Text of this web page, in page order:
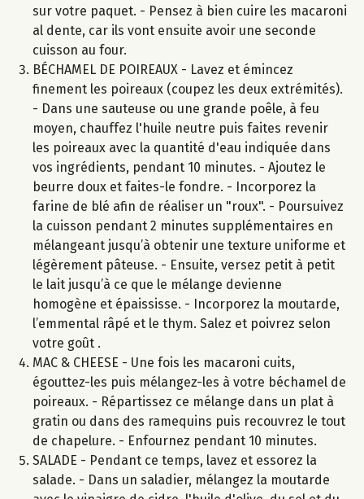
sur votre paquet. - Pensez à bien cuire les macaroni
al dente, car ils vont ensuite avoir une seconde
cuisson au four.
BÉCHAMEL DE POIREAUX - Lavez et émincez
finement les poireaux (coupez les deux extrémités).
- Dans une sauteuse ou une grande poêle, à feu
moyen, chauffez l'huile neutre puis faites revenir
les poireaux avec la quantité d'eau indiquée dans
vos ingrédients, pendant 10 minutes. - Ajoutez le
beurre doux et faites-le fondre. - Incorporez la
farine de blé afin de réaliser un "roux". - Poursuivez
la cuisson pendant 2 minutes supplémentaires en
mélangeant jusqu’à obtenir une texture uniforme et
légèrement pâteuse. - Ensuite, versez petit à petit
le lait jusqu’à ce que le mélange devienne
homogène et épaississe. - Incorporez la moutarde,
l’emmental râpé et le thym. Salez et poivrez selon
votre goût .
MAC & CHEESE - Une fois les macaroni cuits,
égouttez-les puis mélangez-les à votre béchamel de
poireaux. - Répartissez ce mélange dans un plat à
gratin ou dans des ramequins puis recouvrez le tout
de chapelure. - Enfournez pendant 10 minutes.
SALADE - Pendant ce temps, lavez et essorez la
salade. - Dans un saladier, mélangez la moutarde